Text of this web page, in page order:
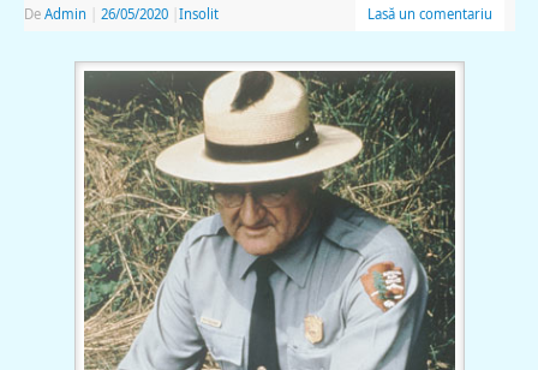
De Admin 26/05/2020 Insolit Lasă un comentariu